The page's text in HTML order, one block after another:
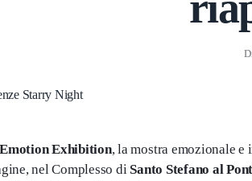
Exhibition, la mostra emozionale
nel Complesso di Santo Stefano al